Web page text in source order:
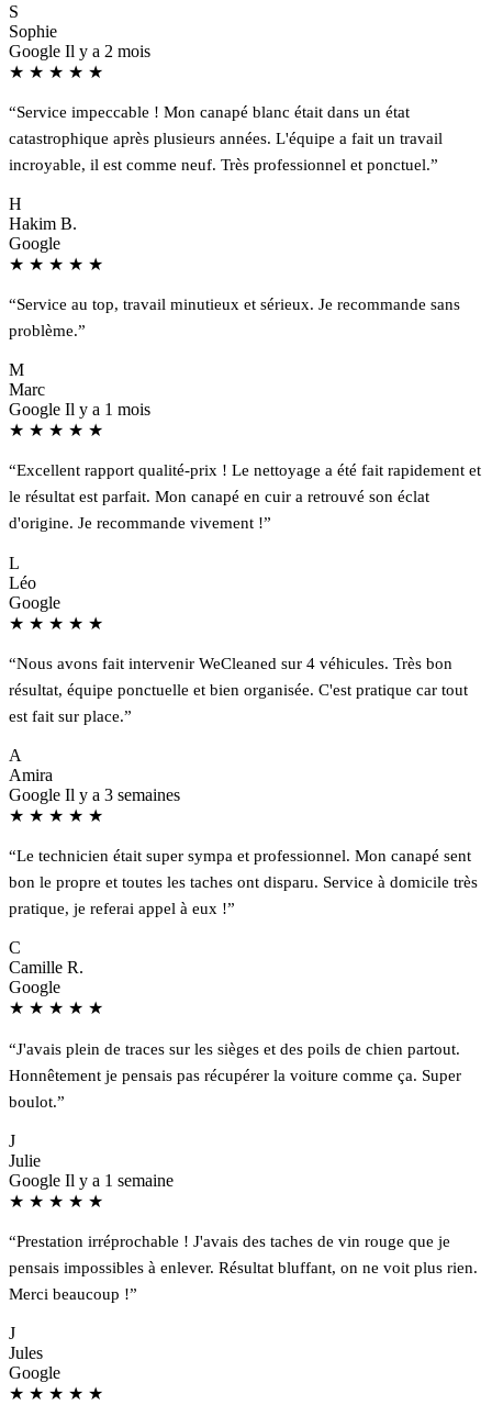
S
Sophie
Google Il y a 2 mois
★ ★ ★ ★ ★
“Service impeccable ! Mon canapé blanc était dans un état
catastrophique après plusieurs années. L'équipe a fait un travail
incroyable, il est comme neuf. Très professionnel et ponctuel.”
H
Hakim B.
Google
★ ★ ★ ★ ★
“Service au top, travail minutieux et sérieux. Je recommande sans
problème.”
M
Marc
Google Il y a 1 mois
★ ★ ★ ★ ★
“Excellent rapport qualité-prix ! Le nettoyage a été fait rapidement et
le résultat est parfait. Mon canapé en cuir a retrouvé son éclat
d'origine. Je recommande vivement !”
L
Léo
Google
★ ★ ★ ★ ★
“Nous avons fait intervenir WeCleaned sur 4 véhicules. Très bon
résultat, équipe ponctuelle et bien organisée. C'est pratique car tout
est fait sur place.”
A
Amira
Google Il y a 3 semaines
★ ★ ★ ★ ★
“Le technicien était super sympa et professionnel. Mon canapé sent
bon le propre et toutes les taches ont disparu. Service à domicile très
pratique, je referai appel à eux !”
C
Camille R.
Google
★ ★ ★ ★ ★
“J'avais plein de traces sur les sièges et des poils de chien partout.
Honnêtement je pensais pas récupérer la voiture comme ça. Super
boulot.”
J
Julie
Google Il y a 1 semaine
★ ★ ★ ★ ★
“Prestation irréprochable ! J'avais des taches de vin rouge que je
pensais impossibles à enlever. Résultat bluffant, on ne voit plus rien.
Merci beaucoup !”
J
Jules
Google
★ ★ ★ ★ ★